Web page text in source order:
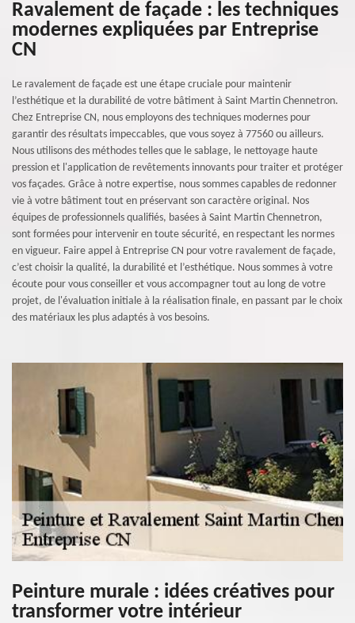
Ravalement de façade : les techniques
modernes expliquées par Entreprise
CN
Le ravalement de façade est une étape cruciale pour maintenir
l’esthétique et la durabilité de votre bâtiment à Saint Martin Chennetron.
Chez Entreprise CN, nous employons des techniques modernes pour
garantir des résultats impeccables, que vous soyez à 77560 ou ailleurs.
Nous utilisons des méthodes telles que le sablage, le nettoyage haute
pression et l'application de revêtements innovants pour traiter et protéger
vos façades. Grâce à notre expertise, nous sommes capables de redonner
vie à votre bâtiment tout en préservant son caractère original. Nos
équipes de professionnels qualifiés, basées à Saint Martin Chennetron,
sont formées pour intervenir en toute sécurité, en respectant les normes
en vigueur. Faire appel à Entreprise CN pour votre ravalement de façade,
c’est choisir la qualité, la durabilité et l’esthétique. Nous sommes à votre
écoute pour vous conseiller et vous accompagner tout au long de votre
projet, de l'évaluation initiale à la réalisation finale, en passant par le choix
des matériaux les plus adaptés à vos besoins.
Peinture murale : idées créatives pour
transformer votre intérieur